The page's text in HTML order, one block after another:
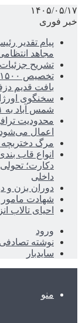
۱۴۰۵/۰۵/۱۷
خبر فوری
پیام تقدیر
مجاهد
تشریح جزئیات تصادف ۱۲
بافت قدیم
سخنگوی
شمس آباد به ۲۱نفر رسید
محدودیت
اعمال می‌شود
مرگ دختربچه ۷ ساله در پارک اسلامشهر
انواع قاب
دکارت؛
داخلی
دوران بزن و
شهادت مامور
احیای تالاب
ورود
نوشته تصادفی
سایدبار
منو